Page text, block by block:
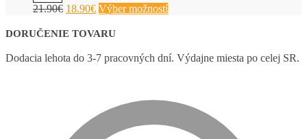
21.90€ 18.90€ Výber možností
DORUČENIE TOVARU
Dodacia lehota do 3-7 pracovných dní. Výdajne miesta po celej SR.